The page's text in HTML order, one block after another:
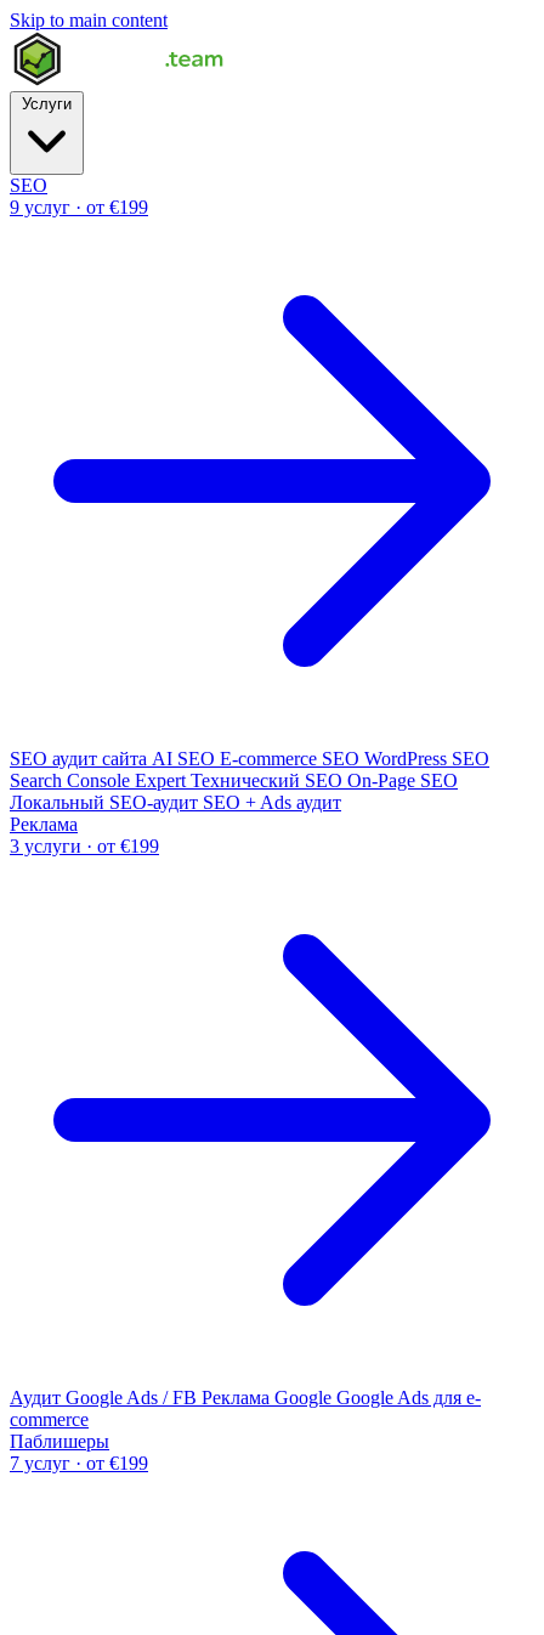
Skip to main content
SEO
9 услуг · от €199
SEO аудит сайта AI SEO E-commerce SEO WordPress SEO
Search Console Expert Технический SEO On-Page SEO
Локальный SEO-аудит SEO + Ads аудит
Реклама
3 услуги · от €199
Аудит Google Ads / FB Реклама Google Google Ads для e-
commerce
Паблишеры
7 услуг · от €199